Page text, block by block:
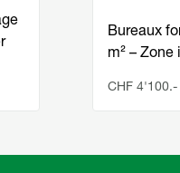
Bureaux
m² –
CHF 4'100.-